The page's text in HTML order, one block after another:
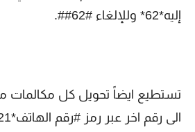
إليه*62* وللإلغاء #62##.
تستطيع ايضاً تحويل كل مكالمات